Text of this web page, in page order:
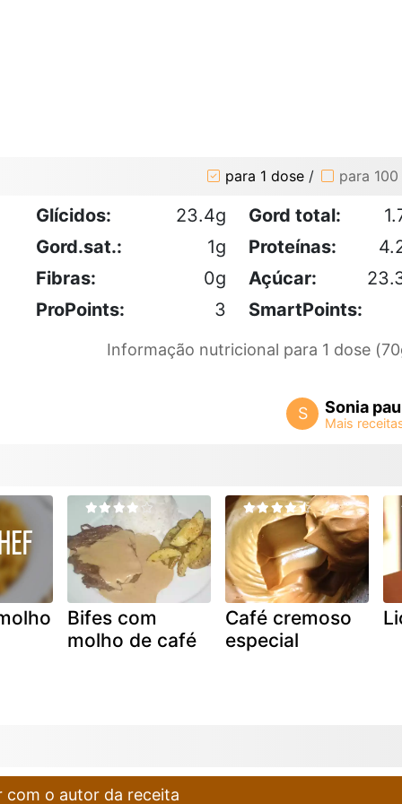
para 1 dose / para
Glícidos: 23.4g Gord total:
Gord.sat.:
1g Proteínas:
Fibras:
0g Açúcar:
ProPoints:
3 SmartPoints:
Informação nutricional para 1 dose
S Sonia
Bifes com
molho de café
Café cremoso
especial
com o autor da receita